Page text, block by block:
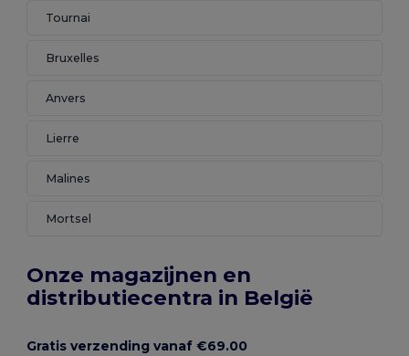
Tournai
Bruxelles
Anvers
Lierre
Malines
Mortsel
Onze magazijnen en
distributiecentra in België
Gratis verzending vanaf €69.00